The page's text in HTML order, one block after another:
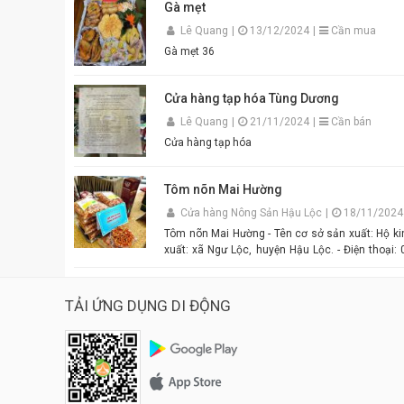
Gà mẹt
Lê Quang 13/12/2024
Cần mua
Gà mẹt 36
Cửa hàng tạp hóa Tùng Dương
Lê Quang 21/11/2024
Cần bán
Cửa hàng tạp hóa
Tôm nõn Mai Hường
Cửa hàng Nông Sản Hậu Lộc 18/11/2024
Tôm nõn Mai Hường - Tên cơ sở sản xuất: Hộ
xuất: xã Ngư Lộc, huyện Hậu Lộc. - Điện thoại:
TẢI ỨNG DỤNG DI ĐỘNG